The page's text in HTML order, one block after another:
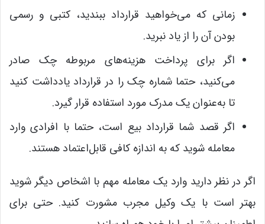
زمانی که می‌خواهید قرارداد ببندید، کتبی و رسمی
بودن آن را از یاد نبرید.
اگر برای پرداخت هزینه‌های مربوطه چک صادر
می‌کنید، حتما شماره چک را در قرارداد یادداشت کنید
تا به‌عنوان یک مدرک مورد استفاده قرار گیرد.
اگر قصد شما قرارداد بیع است، حتما با افرادی وارد
معامله شوید که به اندازه کافی قابل‌اعتماد هستند.
اگر در نظر دارید وارد یک معامله مهم با اشخاص دیگر شوید
بهتر است با یک وکیل مجرب مشورت کنید. حتی برای